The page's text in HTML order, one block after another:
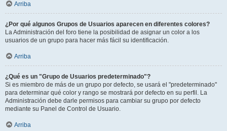
Arriba
¿Por qué algunos Grupos de Usuarios aparecen en diferentes colores?
La Administración del foro tiene la posibilidad de asignar un color a los
usuarios de un grupo para hacer más fácil su identificación.
Arriba
¿Qué es un "Grupo de Usuarios predeterminado"?
Si es miembro de más de un grupo por defecto, se usará el "predeterminado"
para determinar qué color y rango se mostrará por defecto en su perfil. La
Administración debe darle permisos para cambiar su grupo por defecto
mediante su Panel de Control de Usuario.
Arriba